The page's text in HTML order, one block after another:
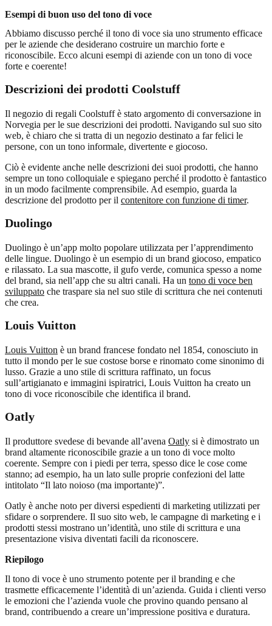
Esempi di buon uso del tono di voce
Abbiamo discusso perché il tono di voce sia uno strumento efficace
per le aziende che desiderano costruire un marchio forte e
riconoscibile. Ecco alcuni esempi di aziende con un tono di voce
forte e coerente!
Descrizioni dei prodotti Coolstuff
Il negozio di regali Coolstuff è stato argomento di conversazione in
Norvegia per le sue descrizioni dei prodotti. Navigando sul suo sito
web, è chiaro che si tratta di un negozio destinato a far felici le
persone, con un tono informale, divertente e giocoso.
Ciò è evidente anche nelle descrizioni dei suoi prodotti, che hanno
sempre un tono colloquiale e spiegano perché il prodotto è fantastico
in un modo facilmente comprensibile. Ad esempio, guarda la
descrizione del prodotto per il contenitore con funzione di timer.
Duolingo
Duolingo è un’app molto popolare utilizzata per l’apprendimento
delle lingue. Duolingo è un esempio di un brand giocoso, empatico
e rilassato. La sua mascotte, il gufo verde, comunica spesso a nome
del brand, sia nell’app che su altri canali. Ha un tono di voce ben
sviluppato che traspare sia nel suo stile di scrittura che nei contenuti
che crea.
Louis Vuitton
Louis Vuitton è un brand francese fondato nel 1854, conosciuto in
tutto il mondo per le sue costose borse e rinomato come sinonimo di
lusso. Grazie a uno stile di scrittura raffinato, un focus
sull’artigianato e immagini ispiratrici, Louis Vuitton ha creato un
tono di voce riconoscibile che identifica il brand.
Oatly
Il produttore svedese di bevande all’avena Oatly si è dimostrato un
brand altamente riconoscibile grazie a un tono di voce molto
coerente. Sempre con i piedi per terra, spesso dice le cose come
stanno; ad esempio, ha un lato sulle proprie confezioni del latte
intitolato “Il lato noioso (ma importante)”.
Oatly è anche noto per diversi espedienti di marketing utilizzati per
sfidare o sorprendere. Il suo sito web, le campagne di marketing e i
prodotti stessi mostrano un’identità, uno stile di scrittura e una
presentazione visiva diventati facili da riconoscere.
Riepilogo
Il tono di voce è uno strumento potente per il branding e che
trasmette efficacemente l’identità di un’azienda. Guida i clienti verso
le emozioni che l’azienda vuole che provino quando pensano al
brand, contribuendo a creare un’impressione positiva e duratura.